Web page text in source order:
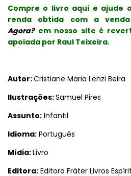
Compre o livro aqui e ajude
renda obtida com a
Agora?em nosso site é
apoiada por Raul Teixeira.
Autor:Cristiane Maria Lenzi Beira
Ilustrações:Samuel Pires
Assunto: Infantil
Idioma: Português
Mídia:Livro
Editora: Editora Fráter Livros